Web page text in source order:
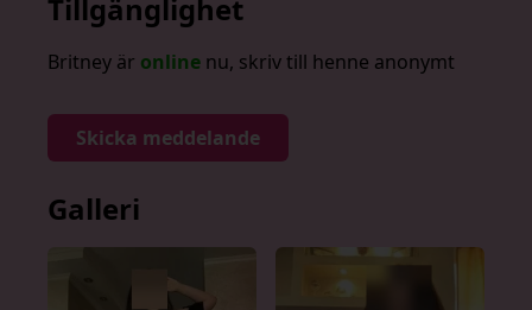
Tillgänglighet
Britney är online nu, skriv till henne anonymt
Skicka meddelande
Galleri